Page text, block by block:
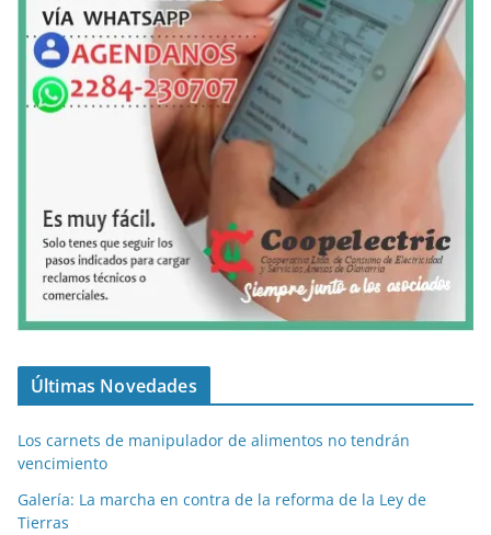
Últimas Novedades
Los carnets de manipulador de alimentos no tendrán
vencimiento
Galería: La marcha en contra de la reforma de la Ley de
Tierras